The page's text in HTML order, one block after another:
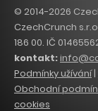
© 2014-2026
CzechCrunch
186 00. IČ
kontakt:
Podmínky užívání|
Obchodní
cookies